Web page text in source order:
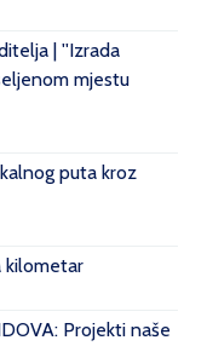
| ''Izrada
mjestu
puta kroz
kilometar
Projekti naše